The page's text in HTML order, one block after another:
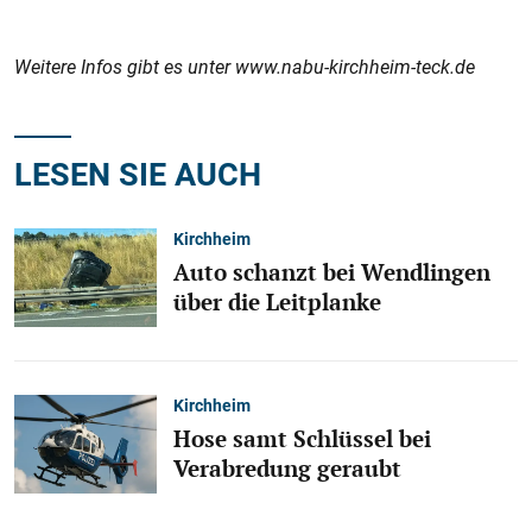
Weitere Infos gibt es unter www.nabu-kirchheim-teck.de
LESEN SIE AUCH
Kirchheim
Auto schanzt bei Wendlingen
über die Leitplanke
Kirchheim
Hose samt Schlüssel bei
Verabredung geraubt